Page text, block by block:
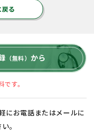
る
（無料） から
す。
にお電話またはメールに
。